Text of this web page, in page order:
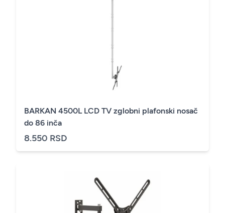
BARKAN 4500L LCD TV zglobni plafonski nosač
do 86 inča
8.550 RSD